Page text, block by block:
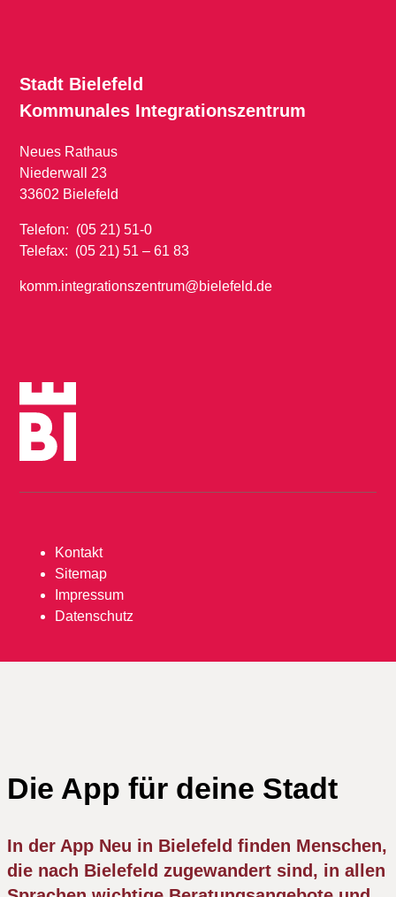
Stadt Bielefeld
Kommunales Integrationszentrum
Neues Rathaus
Niederwall 23
33602 Bielefeld
Telefon: (05 21) 51-0
Telefax: (05 21) 51 – 61 83
komm.integrationszentrum@bielefeld.de
Kontakt
Sitemap
Impressum
Datenschutz
Die App für deine Stadt
In der App Neu in Bielefeld finden Menschen,
die nach Bielefeld zugewandert sind, in allen